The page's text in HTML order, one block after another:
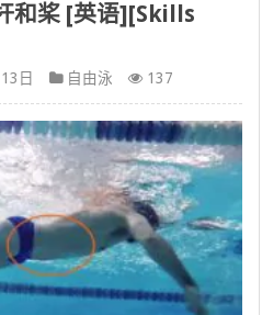
和桨 [英语][Skills
日 自由泳 137